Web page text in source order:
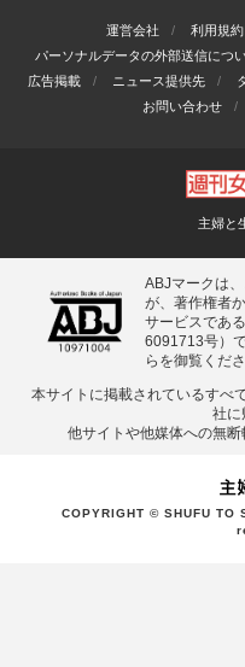
運営会社 利用規約
パーソナルデータの外部送信につ
広告掲載
ニュース提供先
お問い合わせ
主婦と
ABJマークは
が、著作権者
サービスであ
6091713号）
らを御覧くださ
本サイトに掲載されているすべ
社に
他サイトや他媒体への無断
COPYRIGHT © SHUFU